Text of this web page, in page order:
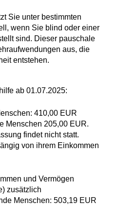
Sie unter bestimmten
wenn Sie blind oder einer
sind. Dieser pauschale
aus, die
entstehen.
ab 01.07.2025:
410,00 EUR
Menschen 205,00 EUR.
findet nicht statt.
von ihrem Einkommen
und Vermögen
zusätzlich
Menschen: 503,19 EUR